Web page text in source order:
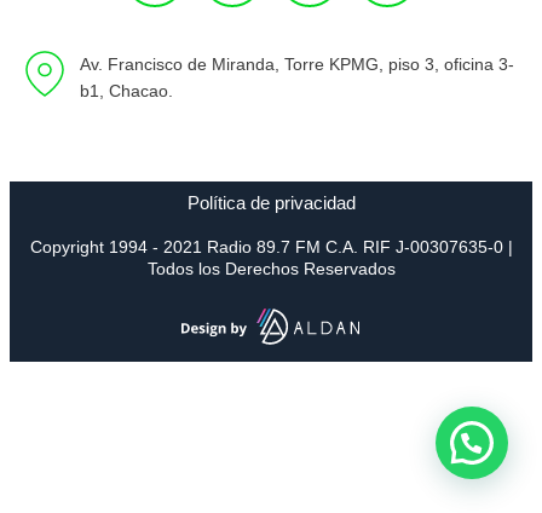
Av. Francisco de Miranda, Torre KPMG, piso 3, oficina 3-
b1, Chacao.
Política de privacidad
Copyright 1994 - 2021 Radio 89.7 FM C.A. RIF J-00307635-0 |
Todos los Derechos Reservados